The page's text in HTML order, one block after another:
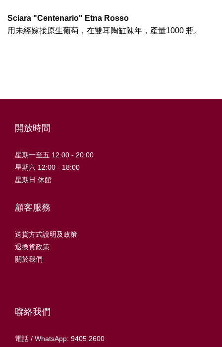
Sciara "Centenario" Etna Rosso
用未經嫁接原生葡萄，在雙耳陶缸陳年，產量1000 瓶。
開放時間
星期一至五 12:00 - 20:00
星期六 12:00 - 18:00
星期日 休館
顧客服務
送貨方式說明及政策
退換貨政策
關於我們
聯絡我們
電話 / WhatsApp: 9405 2600